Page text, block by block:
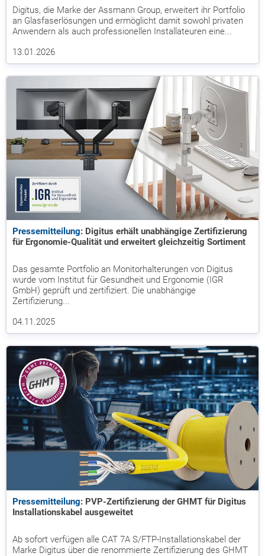
Digitus, die Marke der Assmann Group, erweitert ihr Portfolio
an Glasfaserlösungen und ermöglicht damit sowohl privaten
Anwendern als auch professionellen Installateuren eine...
13.01.2026
Pressemitteilung: Digitus erhält unabhängige Zertifizierung
für Ergonomie-Qualität und erweitert gleichzeitig Sortiment
Das gesamte Portfolio an Monitorhalterungen von Digitus
wurde vom Institut für Gesundheit und Ergonomie (IGR
GmbH) geprüft und zertifiziert. Die unabhängige
Zertifizierung...
04.11.2025
Pressemitteilung: PVP-Zertifizierung der GHMT für Digitus
Installationskabel ausgeweitet
Ab sofort verfügen alle CAT 7A S/FTP-Installationskabel der
Marke Digitus über die renommierte Zertifizierung des GHMT